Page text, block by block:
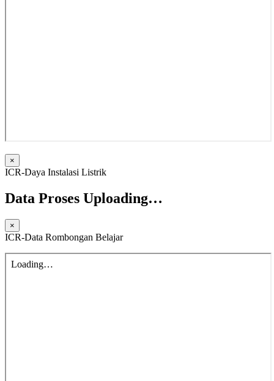
×
ICR-Daya Instalasi Listrik
Data Proses Uploading…
×
ICR-Data Rombongan Belajar